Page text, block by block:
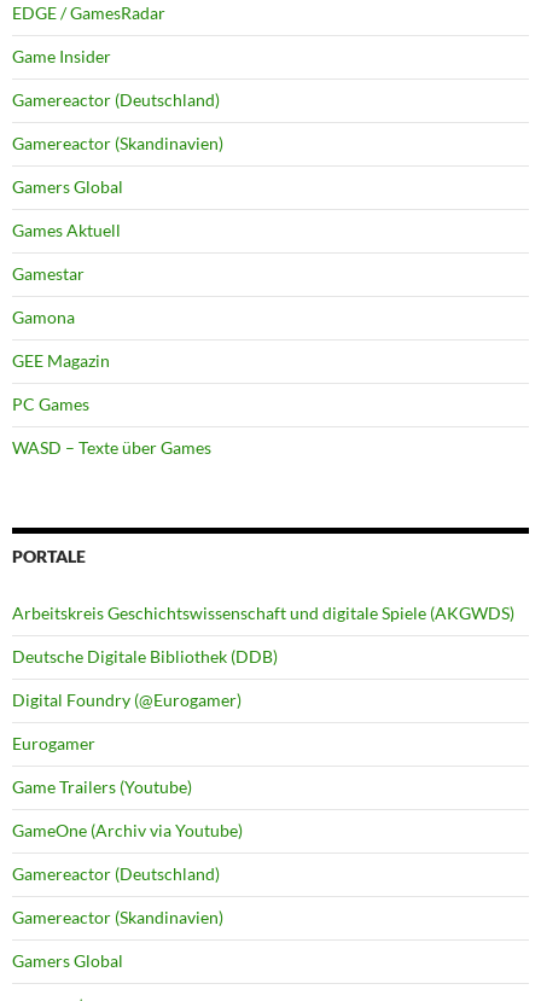
EDGE / GamesRadar
Game Insider
Gamereactor (Deutschland)
Gamereactor (Skandinavien)
Gamers Global
Games Aktuell
Gamestar
Gamona
GEE Magazin
PC Games
WASD – Texte über Games
PORTALE
Arbeitskreis Geschichtswissenschaft und digitale Spiele (AKGWDS)
Deutsche Digitale Bibliothek (DDB)
Digital Foundry (@Eurogamer)
Eurogamer
Game Trailers (Youtube)
GameOne (Archiv via Youtube)
Gamereactor (Deutschland)
Gamereactor (Skandinavien)
Gamers Global